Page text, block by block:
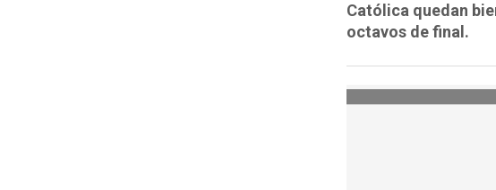
Católica quedan
octavos de final.